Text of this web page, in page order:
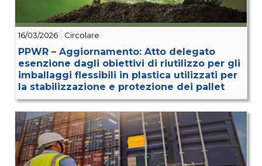
16/03/2026 Circolare
PPWR – Aggiornamento: Atto delegato
esenzione dagli obiettivi di riutilizzo per gli
imballaggi flessibili in plastica utilizzati per
la stabilizzazione e protezione dei pallet